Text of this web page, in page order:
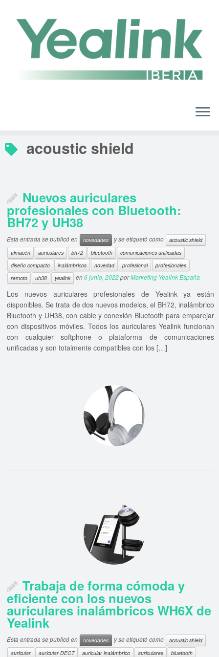
contenido
acoustic shield
Nuevos auriculares
profesionales con Bluetooth:
BH72 y UH38
Esta entrada se publicó en novedades y se etiquetó como
acoustic shield
almacén
auriculares bh72 bluetooth
comunicaciones unificadas
diseño compacto
inalámbricos novedad profesional
profesionales
remoto
uh38 yealink en6 junio, 2022porMarketing Yealink España
Los nuevos auriculares profesionales de Yealink ya están
disponibles. Se trata de dos nuevos modelos, el BH72, inalámbrico
Bluetooth y UH38, con cable y conexión Bluetooth para emparejar
con dispositivos móviles. Todos los auriculares Yealink funcionan
con cualquier softphone o plataforma de comunicaciones
unificadas y son totalmente compatibles con los […]
Trabaja de forma cómoda y
eficiente con los nuevos
auriculares inalámbricos WH6X de
Yealink
Esta entrada se publicó en novedades y se etiquetó como
acoustic shield
auricular
auricular DECT auricular inalámbrico auriculares bluetooth